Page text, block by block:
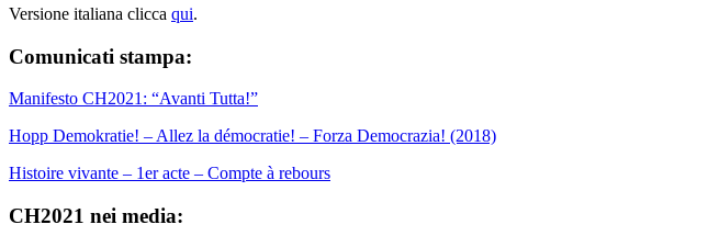
Versione italiana clicca qui.
Comunicati stampa:
Manifesto CH2021: “Avanti Tutta!”
Hopp Demokratie! – Allez la démocratie! – Forza Democrazia! (2018)
Histoire vivante – 1er acte – Compte à rebours
CH2021 nei media: